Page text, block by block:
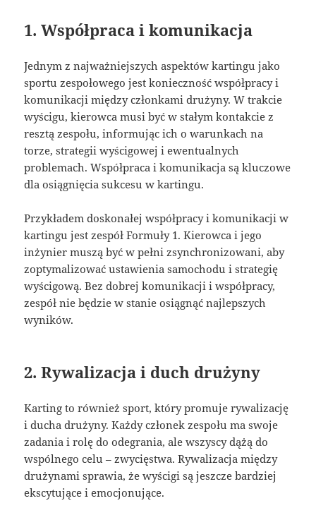
1. Współpraca i komunikacja
Jednym z najważniejszych aspektów kartingu jako
sportu zespołowego jest konieczność współpracy i
komunikacji między członkami drużyny. W trakcie
wyścigu, kierowca musi być w stałym kontakcie z
resztą zespołu, informując ich o warunkach na
torze, strategii wyścigowej i ewentualnych
problemach. Współpraca i komunikacja są kluczowe
dla osiągnięcia sukcesu w kartingu.
Przykładem doskonałej współpracy i komunikacji w
kartingu jest zespół Formuły 1. Kierowca i jego
inżynier muszą być w pełni zsynchronizowani, aby
zoptymalizować ustawienia samochodu i strategię
wyścigową. Bez dobrej komunikacji i współpracy,
zespół nie będzie w stanie osiągnąć najlepszych
wyników.
2. Rywalizacja i duch drużyny
Karting to również sport, który promuje rywalizację
i ducha drużyny. Każdy członek zespołu ma swoje
zadania i rolę do odegrania, ale wszyscy dążą do
wspólnego celu – zwycięstwa. Rywalizacja między
drużynami sprawia, że wyścigi są jeszcze bardziej
ekscytujące i emocjonujące.